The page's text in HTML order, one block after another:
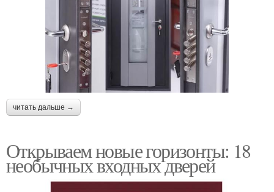
читать дальше →
Открываем новые горизонты: 18
необычных входных дверей